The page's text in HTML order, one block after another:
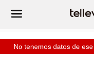
No tenemos datos de